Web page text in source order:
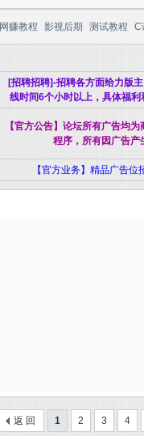
网赚教程 影视后期 测试教程 C
[招聘招聘]-招聘各方面给力版
线时间6个小时以上，具体福
【官方公告】论坛所有广告均
程序，所有因广告产
【官方业务】精品广告
1 2 3 4
返 回